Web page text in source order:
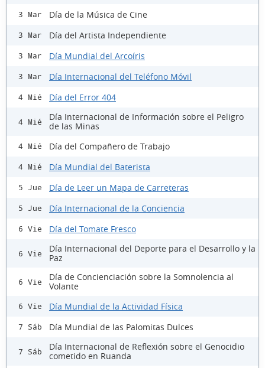
3 Mar Día de la Música de Cine
3 Mar Día del Artista Independiente
3 Mar Día Mundial del Arcoíris
3 Mar Día Internacional del Teléfono Móvil
4 Mié Día del Error 404
4 Mié
Día Internacional de Información sobre el Peligro
de las Minas
4 Mié Día del Compañero de Trabajo
4 Mié Día Mundial del Baterista
5 Jue Día de Leer un Mapa de Carreteras
5 Jue Día Internacional de la Conciencia
6 Vie Día del Tomate Fresco
6 Vie
Día Internacional del Deporte para el Desarrollo y la
Paz
6 Vie
Día de Concienciación sobre la Somnolencia al
Volante
6 Vie Día Mundial de la Actividad Física
7 Sáb Día Mundial de las Palomitas Dulces
7 Sáb
Día Internacional de Reflexión sobre el Genocidio
cometido en Ruanda